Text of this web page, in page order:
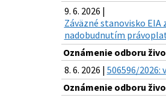
9. 6. 2026 |
Záväzné stanovisko
nadobudnutím
Oznámenie odboru
8. 6. 2026 | 506596/2026:
Oznámenie odboru